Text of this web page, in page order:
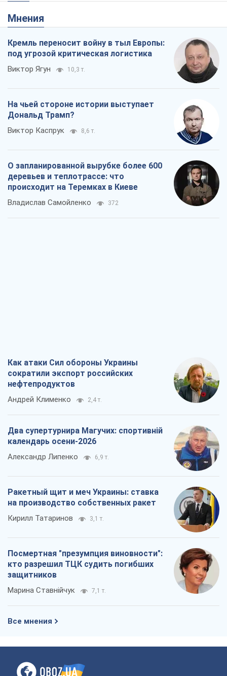
Мнения
Кремль переносит войну в тыл Европы:
под угрозой критическая логистика
Виктор Ягун 10,3 т.
На чьей стороне истории выступает
Дональд Трамп?
Виктор Каспрук 8,6 т.
О запланированной вырубке более 600
деревьев и теплотрассе: что
происходит на Теремках в Киеве
Владислав Самойленко 372
Как атаки Сил обороны Украины
сократили экспорт российских
нефтепродуктов
Андрей Клименко 2,4 т.
Два супертурнира Магучих: спортивній
календарь осени-2026
Александр Липенко 6,9 т.
Ракетный щит и меч Украины: ставка
на производство собственных ракет
Кирилл Татаринов 3,1 т.
Посмертная "презумпция виновности":
кто разрешил ТЦК судить погибших
защитников
Марина Ставнійчук 7,1 т.
Все мнения